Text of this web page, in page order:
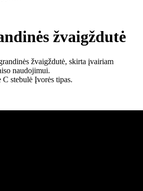
žvaigždutė
žvaigždutė, skirta įvairiam
naudojimui.
stebulė Įvorės tipas.